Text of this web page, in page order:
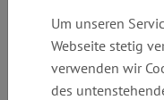
Sonderurlaub
Um unseren
Webseite stetig
verwenden wir
des